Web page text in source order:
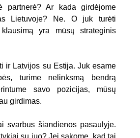
partnerė? Ar kada girdėjome
Lietuvoje? Ne. O juk turėti
yra mūsų strateginis
ir Latvijos su Estija. Juk esame
turime nelinksmą bendrą
savo pozicijas, mūsų
girdimas.
svarbus šiandienos pasaulyje.
su juo? Jei sakome, kad tai